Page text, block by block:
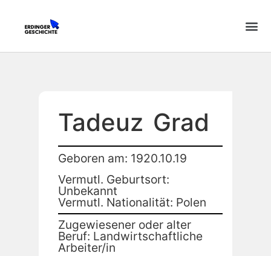
Tadeuz Grad
Geboren am: 1920.10.19
Vermutl. Geburtsort:
Unbekannt
Vermutl. Nationalität: Polen
Zugewiesener oder alter
Beruf: Landwirtschaftliche
Arbeiter/in